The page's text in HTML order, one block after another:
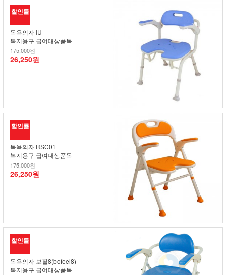
할인률
목욕의자 IU
복지용구 급여대상품목
175,000원
26,250원
할인률
목욕의자 RSC01
복지용구 급여대상품목
175,000원
26,250원
할인률
목욕의자 보필8(bofeel8)
복지용구 급여대상품목